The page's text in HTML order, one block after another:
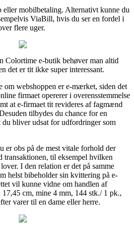
eller mobilbetaling. Alternativt kunne du
ViaBill, hvis du ser en fordel i
flere uger.
Colortime e-butik behøver man altid
det er tit ikke super interessant.
om webshoppen er e-mærket, siden det
firmaet opererer i overensstemmelse
at e-firmaet tit revideres af fagmænd
tilbydes du chance for en
bliver udsat for udfordringer som
er obs på de mest vitale forhold der
transaktionen, til eksempel hvilken
I den relation er det på samme
helst bibeholder sin kvittering på e-
vil kunne vidne om handlen af
cm, mine 4 mm, 144 stk./ 1 pk.,
varer til en dame eller herre.